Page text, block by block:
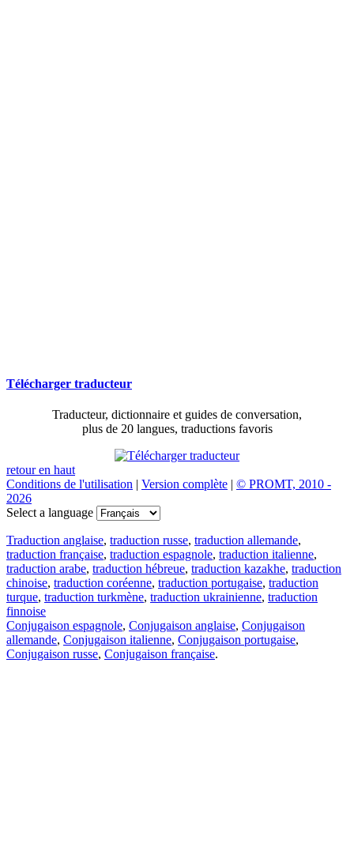
Télécharger traducteur
Traducteur, dictionnaire et guides de conversation,
plus de 20 langues, traductions favoris
retour en haut
Conditions de l'utilisation | Version complète | © PROMT, 2010 -
2026
Select a language
Traduction anglaise, traduction russe, traduction allemande,
traduction française, traduction espagnole, traduction italienne,
traduction arabe, traduction hébreue, traduction kazakhe, traduction
chinoise, traduction coréenne, traduction portugaise, traduction
turque, traduction turkmène, traduction ukrainienne, traduction
finnoise
Conjugaison espagnole, Conjugaison anglaise, Conjugaison
allemande, Conjugaison italienne, Conjugaison portugaise,
Conjugaison russe, Conjugaison française.